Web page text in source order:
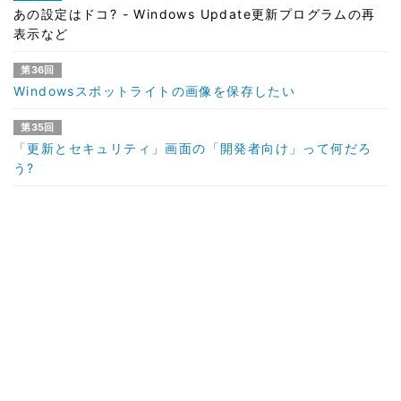
あの設定はドコ? - Windows Update更新プログラムの再
表示など
第36回
Windowsスポットライトの画像を保存したい
第35回
「更新とセキュリティ」画面の「開発者向け」って何だろ
う?